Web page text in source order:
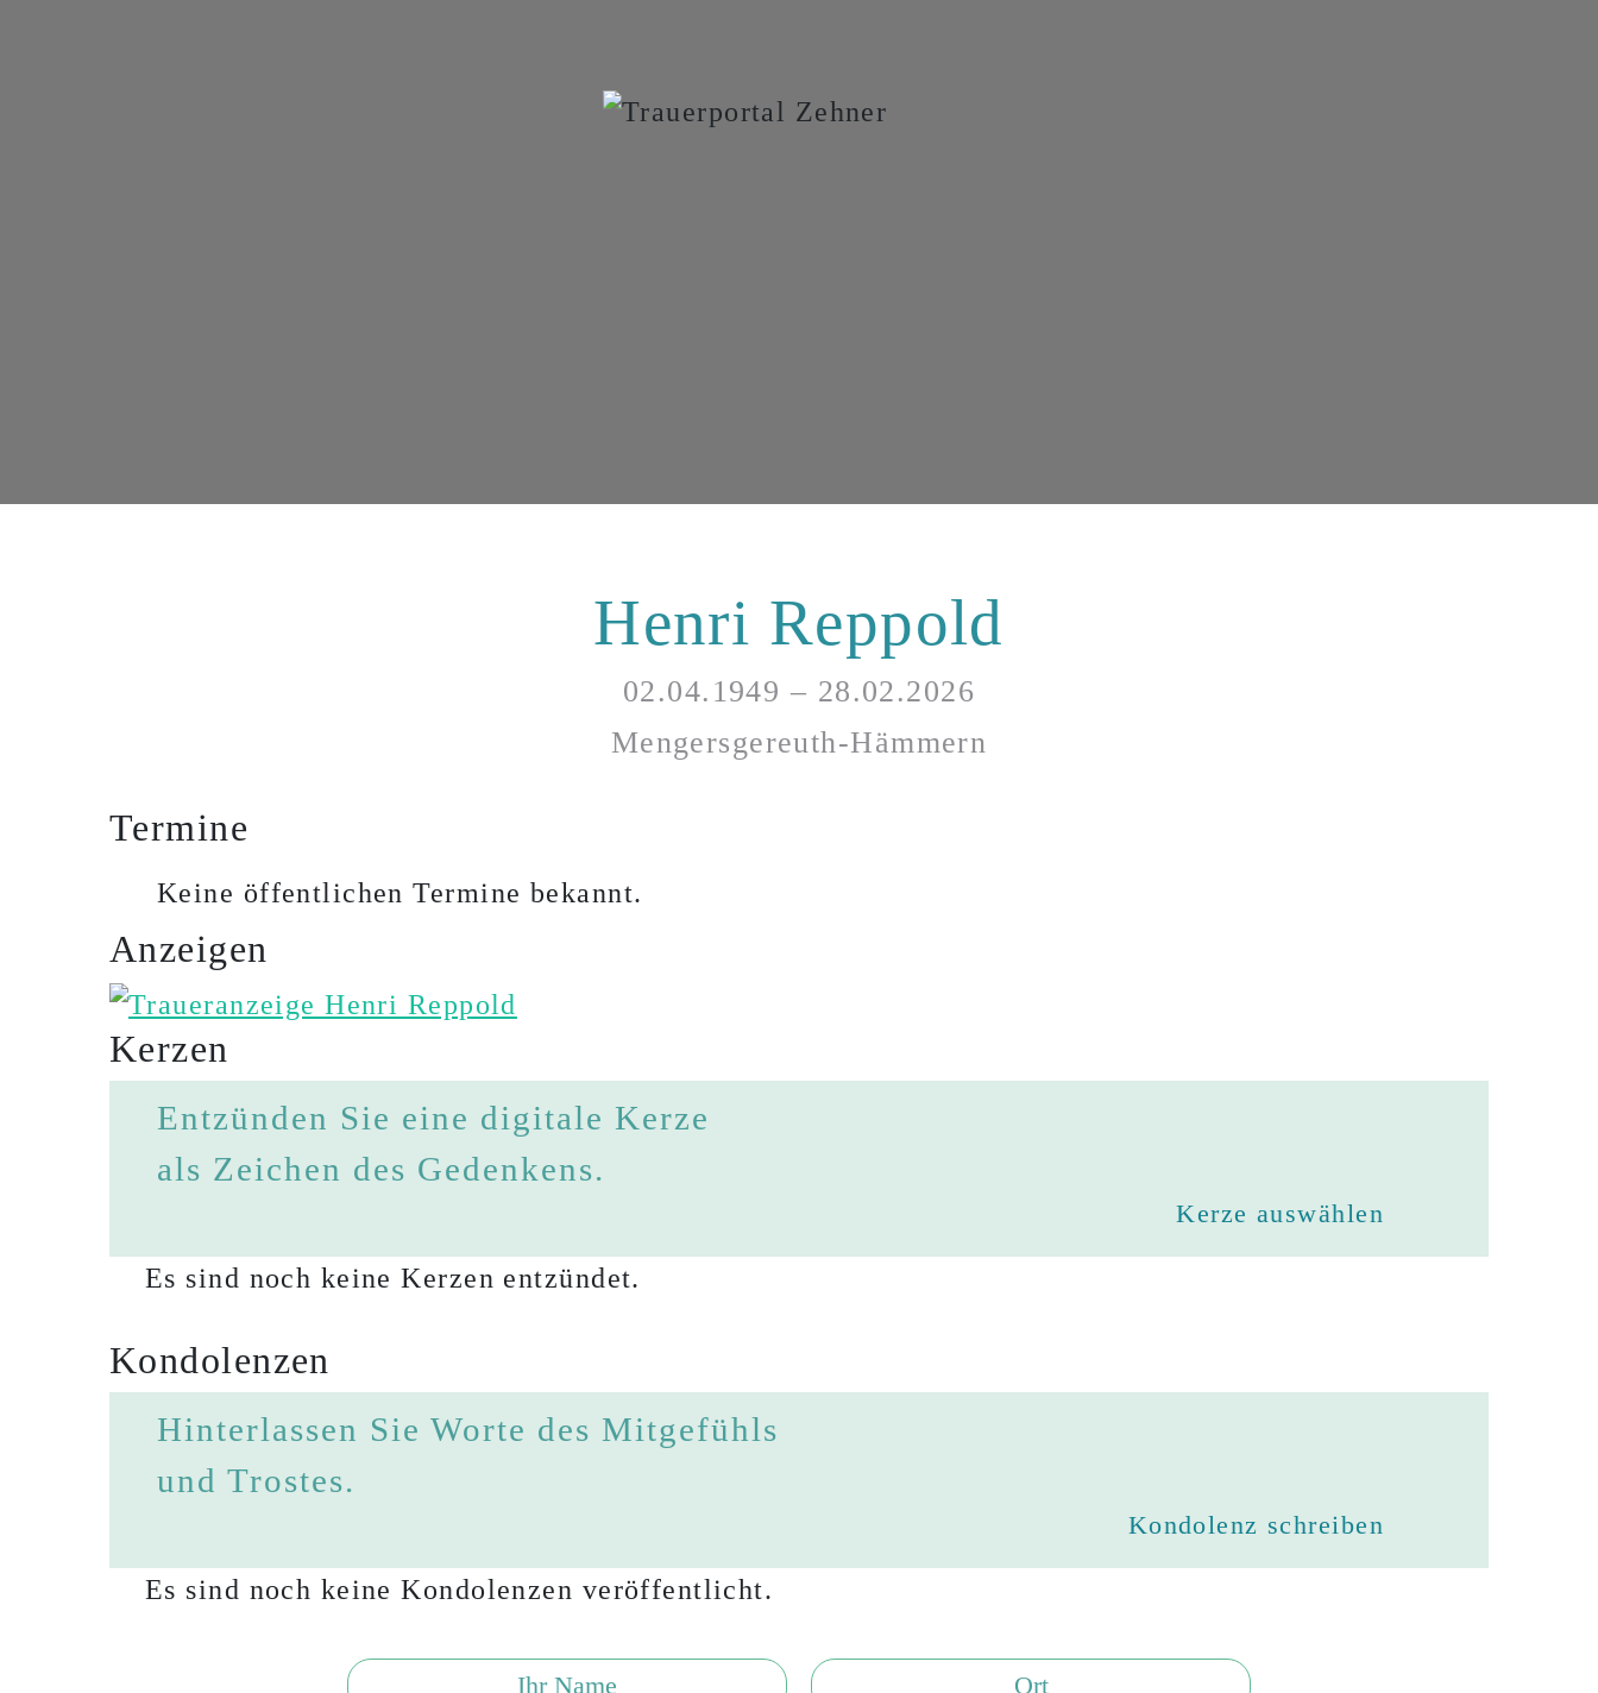
Henri Reppold
02.04.1949 – 28.02.2026
Mengersgereuth-Hämmern
Termine
Keine öffentlichen Termine bekannt.
Anzeigen
Kerzen
Entzünden Sie eine digitale Kerze
als Zeichen des Gedenkens.
Kerze auswählen
Es sind noch keine Kerzen entzündet.
Kondolenzen
Hinterlassen Sie Worte des Mitgefühls
und Trostes.
Kondolenz schreiben
Es sind noch keine Kondolenzen veröffentlicht.